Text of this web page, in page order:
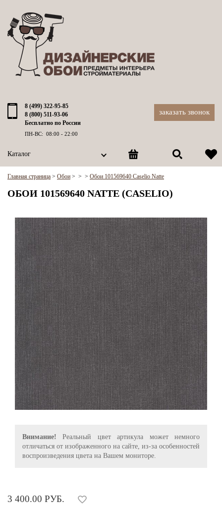
8 (499) 322-95-85
8 (800) 511-93-06
Бесплатно по России
ПН-ВС: 08:00 - 22:00
заказать звонок
Каталог
Главная страница > Обои > > > Обои 101569640 Caselio Natte
ОБОИ 101569640 NATTE (CASELIO)
Внимание! Реальный цвет артикула может немного
отличаться от изображенного на сайте, из-за особенностей
воспроизведения цвета на Вашем мониторе.
3 400.00 РУБ.